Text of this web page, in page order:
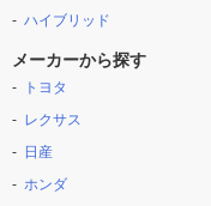
ハイブリッド
メーカーから探す
トヨタ
レクサス
日産
ホンダ